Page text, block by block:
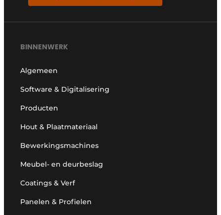
BINNENWERK
Algemeen
Software & Digitalisering
Producten
Hout & Plaatmateriaal
Bewerkingsmachines
Meubel- en deurbeslag
Coatings & Verf
Panelen & Profielen